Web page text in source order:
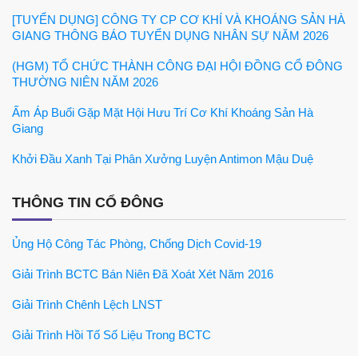
[TUYỂN DỤNG] CÔNG TY CP CƠ KHÍ VÀ KHOÁNG SẢN HÀ
GIANG THÔNG BÁO TUYỂN DỤNG NHÂN SỰ NĂM 2026
(HGM) TỔ CHỨC THÀNH CÔNG ĐẠI HỘI ĐỒNG CỔ ĐÔNG
THƯỜNG NIÊN NĂM 2026
Ấm Áp Buổi Gặp Mặt Hội Hưu Trí Cơ Khí Khoáng Sản Hà
Giang
Khởi Đầu Xanh Tại Phân Xưởng Luyện Antimon Mậu Duệ
THÔNG TIN CỔ ĐÔNG
Ủng Hộ Công Tác Phòng, Chống Dịch Covid-19
Giải Trình BCTC Bán Niên Đã Xoát Xét Năm 2016
Giải Trình Chênh Lệch LNST
Giải Trình Hồi Tố Số Liệu Trong BCTC